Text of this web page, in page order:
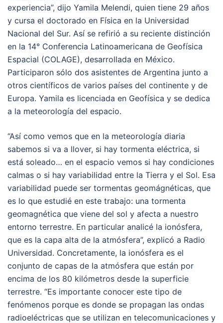
experiencia”, dijo Yamila Melendi, quien tiene 29 años
y cursa el doctorado en Física en la Universidad
Nacional del Sur. Así se refirió a su reciente distinción
en la 14° Conferencia Latinoamericana de Geofísica
Espacial (COLAGE), desarrollada en México.
Participaron sólo dos asistentes de Argentina junto a
otros científicos de varios países del continente y de
Europa. Yamila es licenciada en Geofísica y se dedica
a la meteorología del espacio.
“Así como vemos que en la meteorología diaria
sabemos si va a llover, si hay tormenta eléctrica, si
está soleado… en el espacio vemos si hay condiciones
calmas o si hay variabilidad entre la Tierra y el Sol. Esa
variabilidad puede ser tormentas geomágnéticas, que
es lo que estudié en este trabajo: una tormenta
geomagnética que viene del sol y afecta a nuestro
entorno terrestre. En particular analicé la ionósfera,
que es la capa alta de la atmósfera”, explicó a Radio
Universidad. Concretamente, la ionósfera es el
conjunto de capas de la atmósfera que están por
encima de los 80 kilómetros desde la superficie
terrestre. “Es importante conocer este tipo de
fenómenos porque es donde se propagan las ondas
radioeléctricas que se utilizan en telecomunicaciones y